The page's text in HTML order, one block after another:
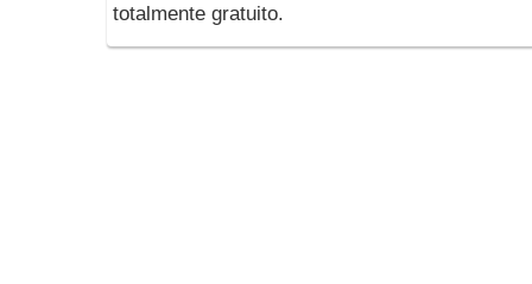
totalmente gratuito.